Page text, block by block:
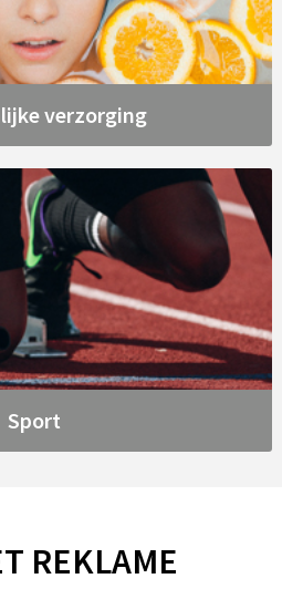
verzorging
Sport
REKLAME